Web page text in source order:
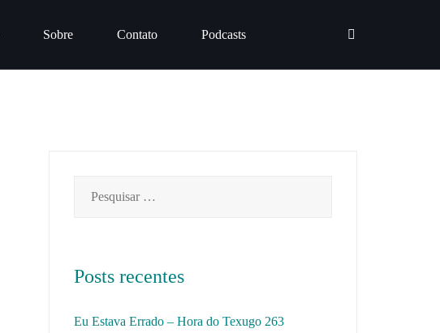
Sobre Contato Podcasts
por:
Posts recentes
Eu Estava Errado – Hora do Texugo 263